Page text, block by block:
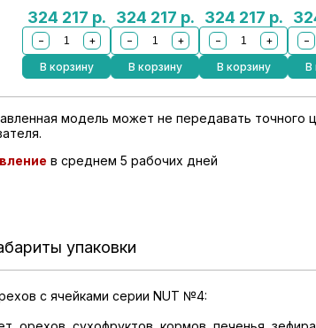
324 217 р.
−
+
В корзину
324 217 р.
−
+
В корзину
324 217 р.
−
+
В корзину
−
В
модель может не передавать точного
в среднем 5 рабочих дней
упаковки
с ячейками серии NUT №4: